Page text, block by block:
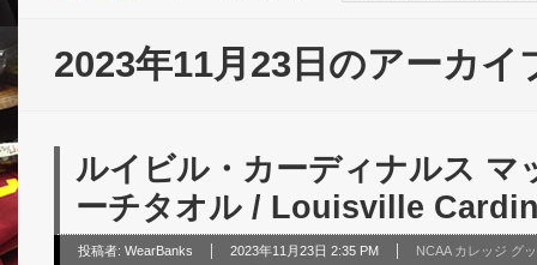
2023年11月23日のアーカイ
ルイビル・カーディナルス マ
ーチタオル / Louisville
投稿者: WearBanks 2023年11月23日 2:35 PM
NCAA カレッジ グ